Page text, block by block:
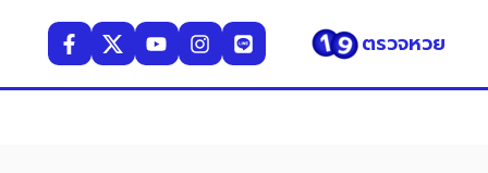
ตรวจหวย